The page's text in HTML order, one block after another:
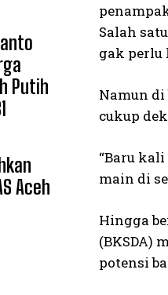
Putih
Aceh
Salah
gak perlu
Namun
cukup
“Baru
main di
Hingga
(BKSDA)
potensi